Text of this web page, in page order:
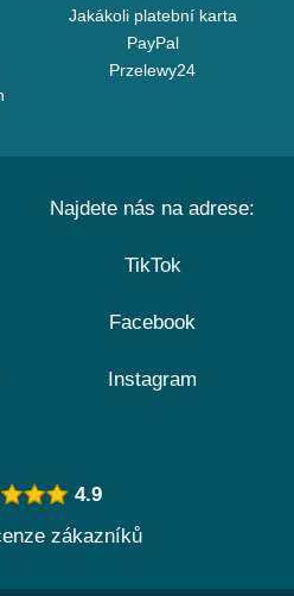
Jakákoli platební karta
PayPal
Przelewy24
Najdete nás na adrese:
TikTok
Facebook
Instagram
4.9
zákazníků